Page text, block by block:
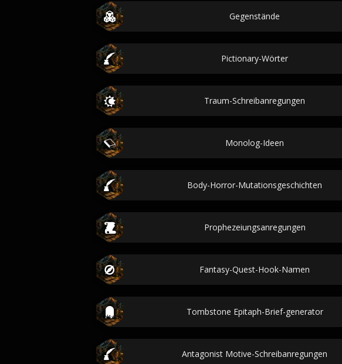
Gegenstände
Pictionary-Wörter
Traum-Schreibanregungen
Monolog-Ideen
Body-Horror-Mutationsgeschichten
Prophezeiungsanregungen
Fantasy-Quest-Hook-Namen
Tombstone Epitaph-Brief-generator
Antagonist Motive-Schreibanregungen